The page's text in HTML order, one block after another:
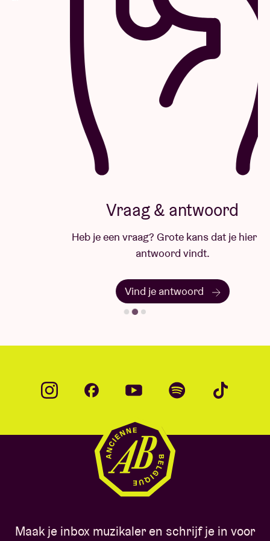
Vraag & antwoord
Heb je een vraag? Grote kans dat je hier het
antwoord vindt.
Vind je antwoord
Maak je inbox muzikaler en schrijf je in voor